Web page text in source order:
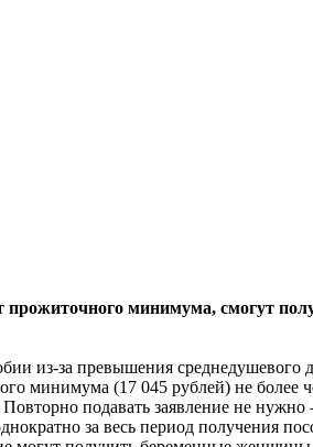
минимума, смогут
из-за превышения среднедушевого
минимума (17 045 рублей) не более
подавать заявление не нужно
за весь период получения